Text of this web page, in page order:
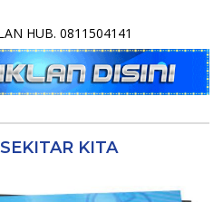
IKLAN HUB. 0811504141
KITA